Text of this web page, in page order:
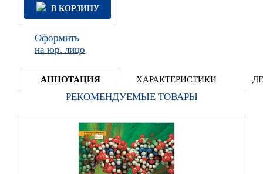
В КОРЗИНУ
Оформить
на юр. лицо
АННОТАЦИЯ ХАРАКТЕРИСТИКИ
РЕКОМЕНДУЕМЫЕ ТОВАРЫ